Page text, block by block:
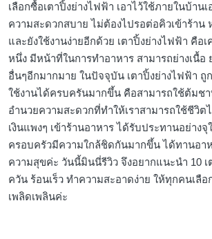
เลือกซื้อเตาปิ้งย่างไฟฟ้า เอาไว้ใช้ภายในบ้านเ
ความสะดวกสบาย ไม่ต้องไปรอต่อคิวเข้าร้าน
และยังใช้งานง่ายอีกด้วย เตาปิ้งย่างไฟฟ้า คือ
หนึ่ง มีหน้าที่ในการทำอาหาร สามารถย่างเนื้อ
อื่นๆอีกมากมาย ในปัจจุบัน เตาปิ้งย่างไฟฟ้า ถู
ใช้งานได้ครบครันมากขึ้น คือสามารถใช้ต้มช
อำนวยความสะดวกที่ทำให้เราสามารถใช้ชีวิต
เงินแพงๆ เข้าร้านอาหาร ได้รับประทานอย่าง
ครอบครัวมีความใกล้ชิดกันมากขึ้น ได้ทานอา
ความสุขค่ะ วันนี้มินนี่รีวิว จึงอยากแนะนำ 10 เ
ควัน ร้อนเร็ว ทำความสะอาดง่าย ให้ทุกคนเลื
เพลิดเพลินค่ะ